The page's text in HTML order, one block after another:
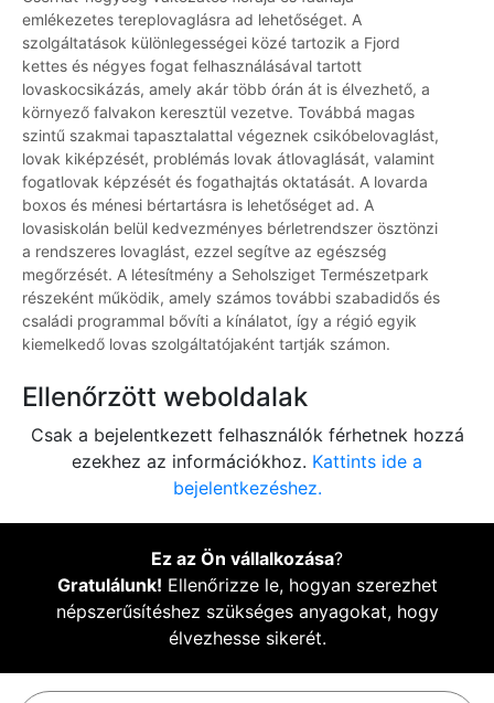
emlékezetes tereplovaglásra ad lehetőséget. A
szolgáltatások különlegességei közé tartozik a Fjord
kettes és négyes fogat felhasználásával tartott
lovaskocsikázás, amely akár több órán át is élvezhető, a
környező falvakon keresztül vezetve. Továbbá magas
szintű szakmai tapasztalattal végeznek csikóbelovaglást,
lovak kiképzését, problémás lovak átlovaglását, valamint
fogatlovak képzését és fogathajtás oktatását. A lovarda
boxos és ménesi bértartásra is lehetőséget ad. A
lovasiskolán belül kedvezményes bérletrendszer ösztönzi
a rendszeres lovaglást, ezzel segítve az egészség
megőrzését. A létesítmény a Seholsziget Természetpark
részeként működik, amely számos további szabadidős és
családi programmal bővíti a kínálatot, így a régió egyik
kiemelkedő lovas szolgáltatójaként tartják számon.
Ellenőrzött weboldalak
Csak a bejelentkezett felhasználók férhetnek hozzá
ezekhez az információkhoz. Kattints ide a
bejelentkezéshez.
Ez az Ön vállalkozása?
Gratulálunk! Ellenőrizze le, hogyan szerezhet
népszerűsítéshez szükséges anyagokat, hogy
élvezhesse sikerét.